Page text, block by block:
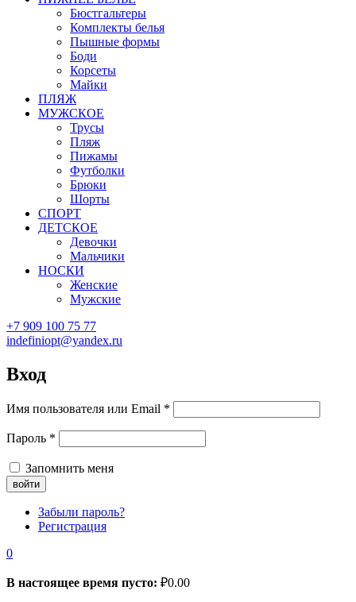
Бюстгальтеры
Комплекты белья
Пышные формы
Боди
Корсеты
Майки
ПЛЯЖ
МУЖСКОЕ
Трусы
Пляж
Пижамы
Футболки
Брюки
Шорты
СПОРТ
ДЕТСКОЕ
Девочки
Мальчики
НОСКИ
Женские
Мужские
+7 909 100 75 77
indefiniopt@yandex.ru
Вход
Имя пользователя или Email *
Пароль *
Запомнить меня
Забыли пароль?
Регистрация
0
В настоящее время пусто: ₽0.00